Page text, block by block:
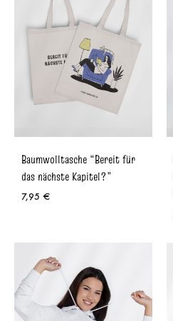
Baumwolltasche “Bereit für
das nächste Kapitel?”
7,95 €